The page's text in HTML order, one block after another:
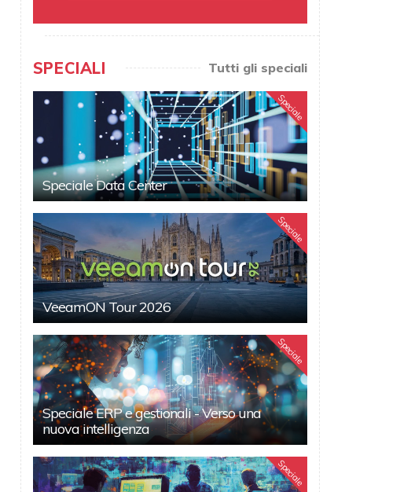
SPECIALI Tutti gli speciali
Speciale
Speciale Data Center
Speciale
VeeamON Tour 2026
Speciale
Speciale ERP e gestionali - Verso una
nuova intelligenza
Speciale